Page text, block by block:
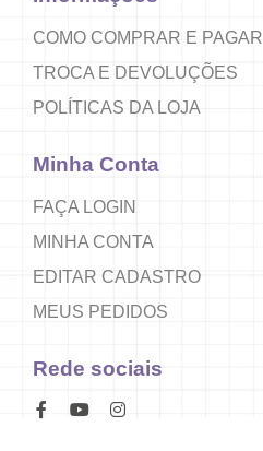
COMO COMPRAR E PAGAR
TROCA E DEVOLUÇÕES
POLÍTICAS DA LOJA
Minha Conta
FAÇA LOGIN
MINHA CONTA
EDITAR CADASTRO
MEUS PEDIDOS
Rede sociais